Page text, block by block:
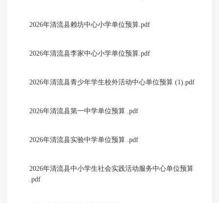
2026年清流县赖坊中心小学单位预算.pdf
2026年清流县李家中心小学单位预算.pdf
2026年清流县青少年学生校外活动中心单位预算 (1).pdf
2026年清流县第一中学单位预算 .pdf
2026年清流县实验中学单位预算 .pdf
2026年清流县中小学生社会实践活动服务中心单位预算
.pdf